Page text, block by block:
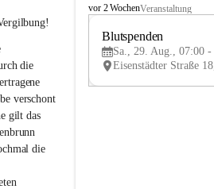
die
verschont
gilt das
die
B
e
vor 2 WochenVeranstaltung
Blutspenden
Sa., 29. Aug., 07:00 -